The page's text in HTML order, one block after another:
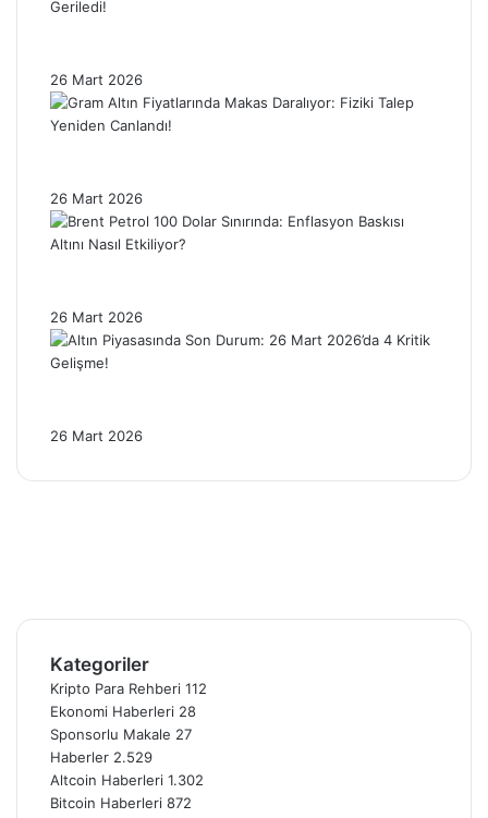
26 Mart 2026
26 Mart 2026
26 Mart 2026
26 Mart 2026
Kategoriler
Kripto Para Rehberi 112
Ekonomi Haberleri 28
Sponsorlu Makale 27
Haberler 2.529
Altcoin Haberleri 1.302
Bitcoin Haberleri 872